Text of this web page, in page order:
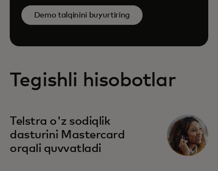
Demo talqinini buyurtiring
Tegishli hisobotlar
Telstra o'z sodiqlik
dasturini Mastercard
orqali quvvatladi